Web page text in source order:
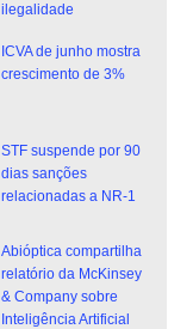
ilegalidade
ICVA de junho mostra
crescimento de 3%
STF suspende por 90
dias sanções
relacionadas a NR-1
Abióptica compartilha
relatório da McKinsey
& Company sobre
Inteligência Artificial